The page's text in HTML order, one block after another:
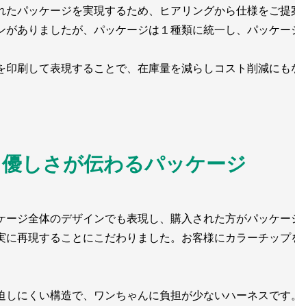
パッケージを実現するため、ヒアリングから仕様をご提
ありましたが、パッケージは１種類に統一し、パッケ
刷して表現することで、在庫量を減らしコスト削減にも
しさが伝わるパッケージ
ジ全体のデザインでも表現し、購入された方がパッケ
に再現することにこだわりました。お客様にカラーチッ
にくい構造で、ワンちゃんに負担が少ないハーネスで